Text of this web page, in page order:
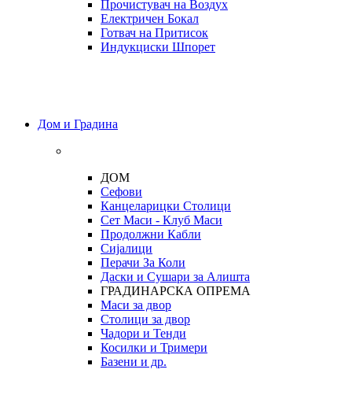
Прочистувач на Воздух
Електричен Бокал
Готвач на Притисок
Индукциски Шпорет
Дом и Градина
ДОМ
Сефови
Канцеларицки Столици
Сет Маси - Клуб Маси
Продолжни Кабли
Сијалици
Перачи За Коли
Даски и Сушари за Алишта
ГРАДИНАРСКА ОПРЕМА
Маси за двор
Столици за двор
Чадори и Тенди
Косилки и Тримери
Базени и др.